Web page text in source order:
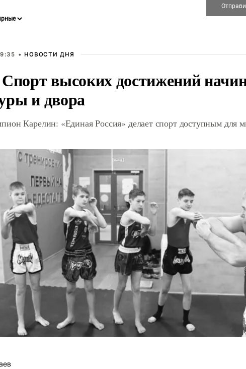
• НОВОСТИ ДНЯ
высоких достижений
и двора
Карелин: «Единая Россия» делает спорт доступным для